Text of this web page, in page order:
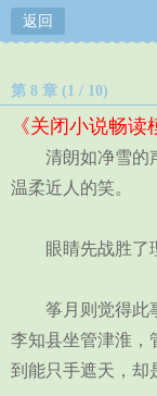
返回
第 8 章 (1 / 10)
《关闭小说畅读
清朗如净雪的声
温柔近人的笑。
眼睛先战胜了理
筝月则觉得此事
李知县坐管津淮，
到能只手遮天，却